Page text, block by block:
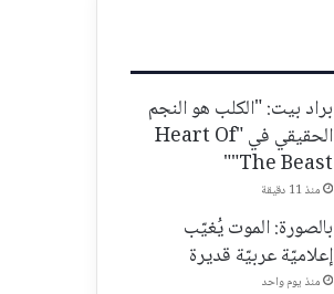
براد بيت: "الكلب هو النجم
الحقيقي في "Heart Of
The Beast""
منذ 11 دقيقة
بالصورة: الموت يُغيّب
إعلاميّة عربيّة قديرة
منذ يوم واحد